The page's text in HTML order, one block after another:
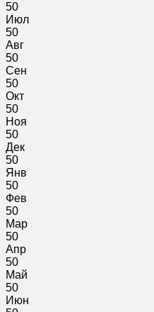
50
Июл
50
Авг
50
Сен
50
Окт
50
Ноя
50
Дек
50
Янв
50
Фев
50
Мар
50
Апр
50
Май
50
Июн